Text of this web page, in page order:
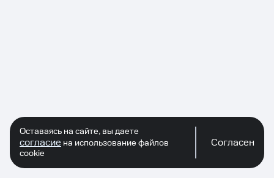
Оставаясь на сайте, вы даете
согласие на использование файлов
cookie
Согласен